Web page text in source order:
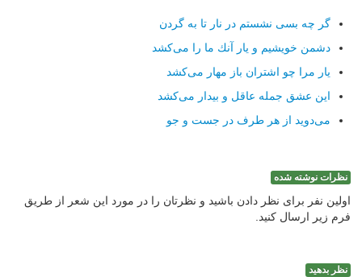
گر چه بسی نشستم در نار تا به گردن
دشمن خویشیم و یار آنك ما را می‌كشد
یار مرا چو اشتران باز مهار می‌كشد
این عشق جمله عاقل و بیدار می‌كشد
می‌دوید از هر طرف در جست و جو
نظرات نوشته شده
اولین نفر برای نظر دادن باشید و نظرتان را در مورد این شعر از طریق
فرم زیر ارسال کنید.
نظر بدهید